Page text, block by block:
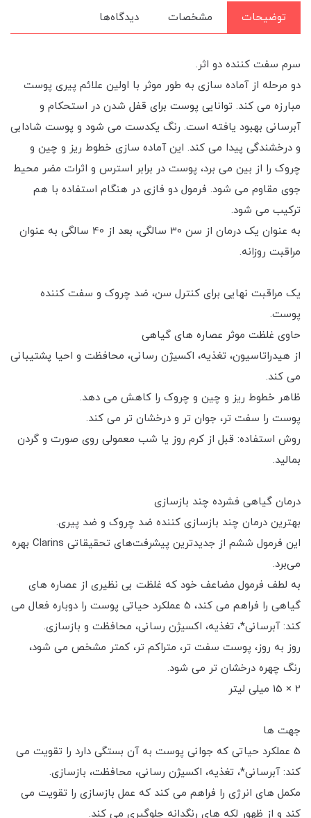
توضیحات مشخصات دیدگاه‌ها
سرم سفت کننده دو اثر.
دو مرحله از آماده سازی به طور موثر با اولین علائم پیری پوست
مبارزه می کند. توانایی پوست برای قفل شدن در استحکام و
آبرسانی بهبود یافته است. رنگ یکدست می شود و پوست شادابی
و درخشندگی پیدا می کند. این آماده سازی خطوط ریز و چین و
چروک را از بین می برد، پوست در برابر استرس و اثرات مضر محیط
جوی مقاوم می شود. فرمول دو فازی در هنگام استفاده با هم
ترکیب می شود.
به عنوان یک درمان از سن 30 سالگی، بعد از 40 سالگی به عنوان
مراقبت روزانه.
یک مراقبت نهایی برای کنترل سن، ضد چروک و سفت کننده
پوست.
حاوی غلظت موثر عصاره های گیاهی
از هیدراتاسیون، تغذیه، اکسیژن رسانی، محافظت و احیا پشتیبانی
می کند.
ظاهر خطوط ریز و چین و چروک را کاهش می دهد.
پوست را سفت تر، جوان تر و درخشان تر می کند.
روش استفاده: قبل از کرم روز یا شب معمولی روی صورت و گردن
بمالید.
درمان گیاهی فشرده چند بازسازی
بهترین درمان چند بازسازی کننده ضد چروک و ضد پیری.
این فرمول ششم از جدیدترین پیشرفت‌های تحقیقاتی Clarins بهره
می‌برد.
به لطف فرمول مضاعف خود که غلظت بی نظیری از عصاره های
گیاهی را فراهم می کند، 5 عملکرد حیاتی پوست را دوباره فعال می
کند: آبرسانی*، تغذیه، اکسیژن رسانی، محافظت و بازسازی.
روز به روز، پوست سفت تر، متراکم تر، کمتر مشخص می شود،
رنگ چهره درخشان تر می شود.
2 × 15 میلی لیتر
جهت ها
5 عملکرد حیاتی که جوانی پوست به آن بستگی دارد را تقویت می
کند: آبرسانی*، تغذیه، اکسیژن رسانی، محافظت، بازسازی.
مکمل های انرژی را فراهم می کند که عمل بازسازی را تقویت می
کند و از ظهور لکه های رنگدانه جلوگیری می کند.